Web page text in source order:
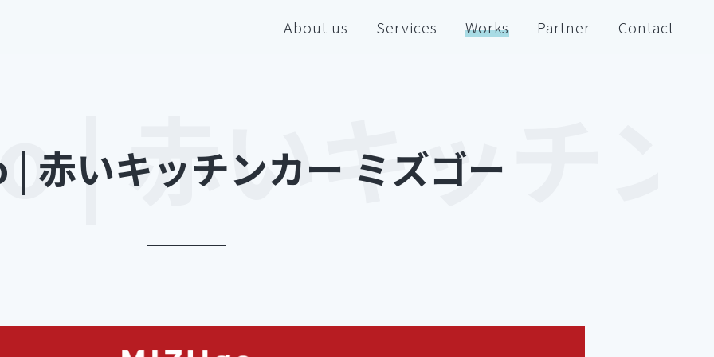
About us Services Works Partner Contact
赤いキッチンカー ミズゴー